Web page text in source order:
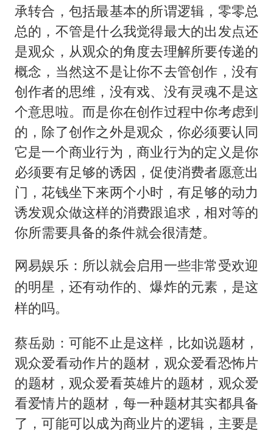
承转合，包括最基本的所谓逻辑，零零总
总的，不管是什么我觉得最大的出发点还
是观众，从观众的角度去理解所要传递的
概念，当然这不是让你不去管创作，没有
创作者的思维，没有戏、没有灵魂不是这
个意思啦。而是你在创作过程中你考虑到
的，除了创作之外是观众，你必须要认同
它是一个商业行为，商业行为的定义是你
必须要有足够的诱因，促使消费者愿意出
门，花钱坐下来两个小时，有足够的动力
诱发观众做这样的消费跟追求，相对等的
你所需要具备的条件就会很清楚。
网易娱乐：所以就会启用一些非常受欢迎
的明星，还有动作的、爆炸的元素，是这
样的吗。
蔡岳勋：可能不止是这样，比如说题材，
观众爱看动作片的题材，观众爱看恐怖片
的题材，观众爱看英雄片的题材，观众爱
看爱情片的题材，每一种题材其实都具备
了，可能可以成为商业片的逻辑，主要是